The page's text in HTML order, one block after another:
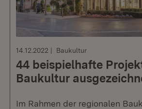
14.12.2022 Baukultur
44 beispielhafte
Baukultur
Im Rahmen der regionalen